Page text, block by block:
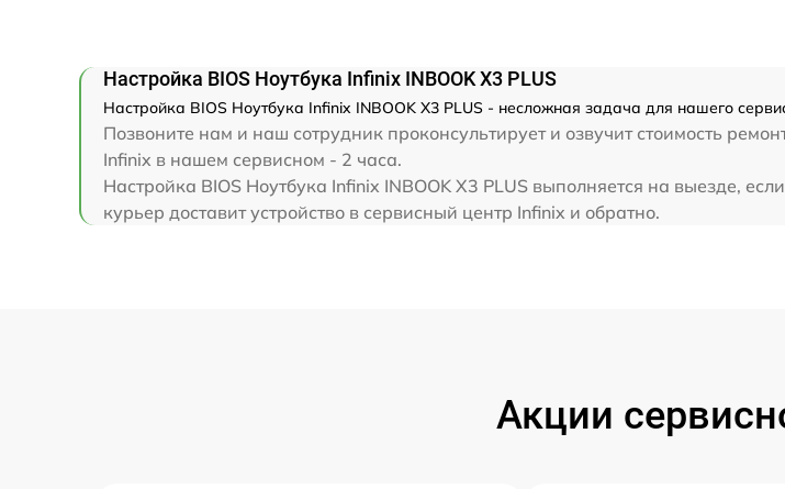
Замена тачпада от 60 мин
Увеличение оперативной памяти от 60 мин
Настройка BIOS Ноутбука Infinix INBOOK X3 PLUS
Настройка BIOS Ноутбука Infinix INBOOK X3 PLUS - несложная задача для нашего
Позвоните нам и наш сотрудник проконсультирует и озвучит стоимость
Infinix в нашем сервисном - 2 часа.
Настройка BIOS Ноутбука Infinix INBOOK X3 PLUS выполняется на выезде,
курьер доставит устройство в сервисный центр Infinix и обратно.
Акции